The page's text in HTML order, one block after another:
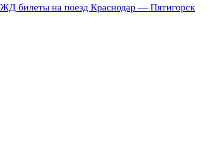
ЖД билеты на поезд Краснодар — Пятигорск